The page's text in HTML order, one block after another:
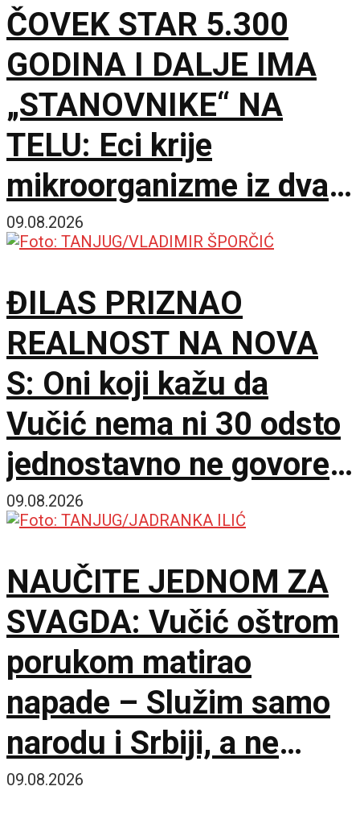
ČOVEK STAR 5.300
GODINA I DALJE IMA
„STANOVNIKE“ NA
TELU: Eci krije
mikroorganizme iz dva
potpuno različita sveta
09.08.2026
ĐILAS PRIZNAO
REALNOST NA NOVA
S: Oni koji kažu da
Vučić nema ni 30 odsto
jednostavno ne govore
istinu
09.08.2026
NAUČITE JEDNOM ZA
SVAGDA: Vučić oštrom
porukom matirao
napade – Služim samo
narodu i Srbiji, a ne
stranim silama
09.08.2026